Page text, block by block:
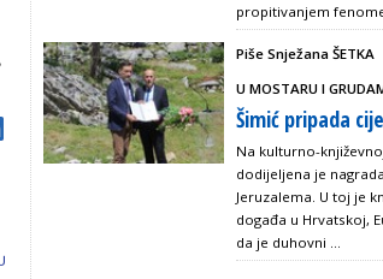
propitivanjem
Piše Snježana ŠETKA
U MOSTARU I
Šimić pripada
Na kulturno-
dodijeljena je
Jeruzalema. U toj je
događa u Hrvatskoj,
da je duhovni ...